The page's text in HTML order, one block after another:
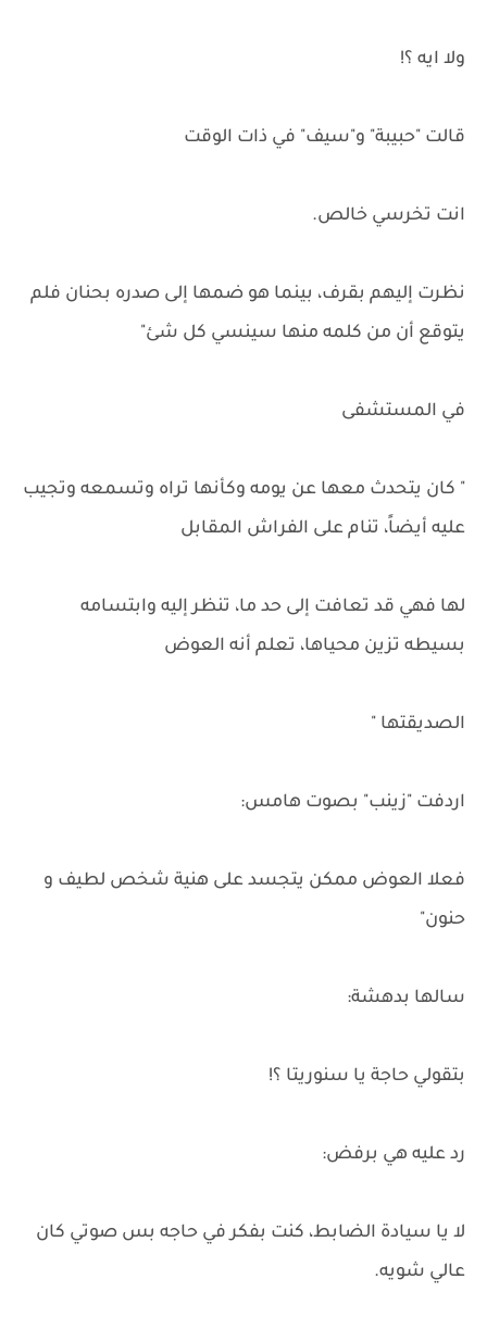
ولا ايه ؟!
قالت "حبيبة" و"سيف" في ذات الوقت
انت تخرسي خالص.
نظرت إليهم بقرف، بينما هو ضمها إلى صدره بحنان فلم
يتوقع أن من كلمه منها سينسي كل شئ"
في المستشفى
" كان يتحدث معها عن يومه وكأنها تراه وتسمعه وتجيب
عليه أيضاً، تنام على الفراش المقابل
لها فهي قد تعافت إلى حد ما، تنظر إليه وابتسامه
بسيطه تزين محياها، تعلم أنه العوض
الصديقتها "
اردفت "زينب" بصوت هامس:
فعلا العوض ممكن يتجسد على هنية شخص لطيف و
حنون"
سالها بدهشة:
بتقولي حاجة يا سنوريتا ؟!
رد عليه هي برفض:
لا يا سيادة الضابط، كنت بفكر في حاجه بس صوتي كان
عالي شويه.